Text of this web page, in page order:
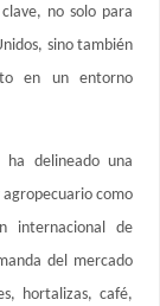
no solo para
sino también
en un entorno
ha delineado una
como
internacional de
del mercado
hortalizas, café,